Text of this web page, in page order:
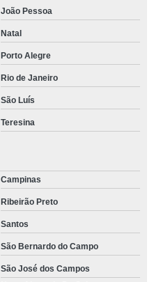
João Pessoa
Natal
Porto Alegre
Rio de Janeiro
São Luís
Teresina
Campinas
Ribeirão Preto
Santos
São Bernardo do Campo
São José dos Campos